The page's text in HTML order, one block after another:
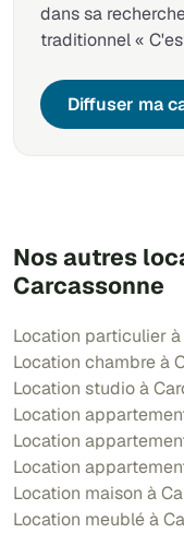
dans sa
traditionnel «
Diffuser ma
Nos autres
Carcassonne
Location particulier
Location chambre à
Location studio à
Location
Location
Location
Location maison à
Location meublé à